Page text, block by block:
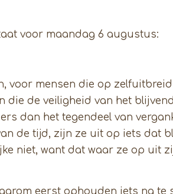
voor maandag 6 augustus:
voor mensen die op
de veiligheid van het
dan het tegendeel van
de tijd, zijn ze uit op iets dat
niet, want dat waar ze op uit
eerst ophouden iets na te